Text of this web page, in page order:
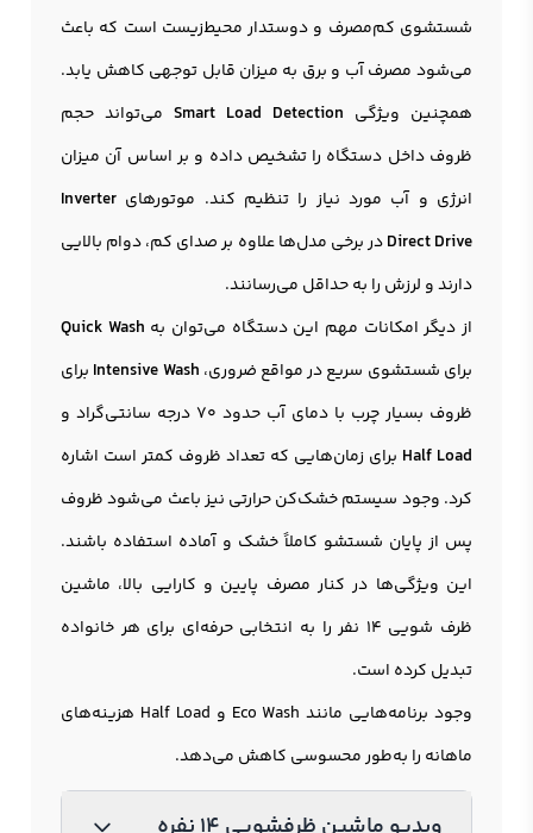
شستشوی کم‌مصرف و دوستدار محیط‌زیست است که باعث
می‌شود مصرف آب و برق به میزان قابل توجهی کاهش یابد.
همچنین ویژگی Smart Load Detectionمی‌تواند حجم
ظروف داخل دستگاه را تشخیص داده و بر اساس آن میزان
انرژی و آب مورد نیاز را تنظیم کند. موتورهای Inverter
Direct Driveدر برخی مدل‌ها علاوه بر صدای کم، دوام بالایی
دارند و لرزش را به حداقل می‌رسانند.
از دیگر امکانات مهم این دستگاه می‌توان به Quick Wash
برای شستشوی سریع در مواقع ضروری، Intensive Wash برای
ظروف بسیار چرب با دمای آب حدود 70 درجه سانتی‌گراد و
Half Load برای زمان‌هایی که تعداد ظروف کمتر است اشاره
کرد. وجود سیستم خشک‌کن حرارتی نیز باعث می‌شود ظروف
پس از پایان شستشو کاملاً خشک و آماده استفاده باشند.
این ویژگی‌ها در کنار مصرف پایین و کارایی بالا، ماشین
ظرف شویی 14 نفر را به انتخابی حرفه‌ای برای هر خانواده
تبدیل کرده است.
وجود برنامه‌هایی مانند Eco Wash و Half Load هزینه‌های
ماهانه را به‌طور محسوسی کاهش می‌دهد.